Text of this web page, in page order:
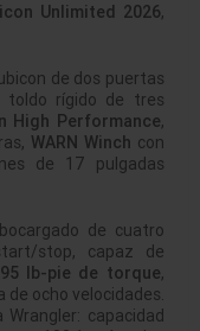
Unlimited 2026,
de dos puertas
toldo rígido de tres
High Performance,
WARN Winch con
de 17 pulgadas
de cuatro
stop, capaz de
lb-pie de torque,
ocho velocidades.
capacidad